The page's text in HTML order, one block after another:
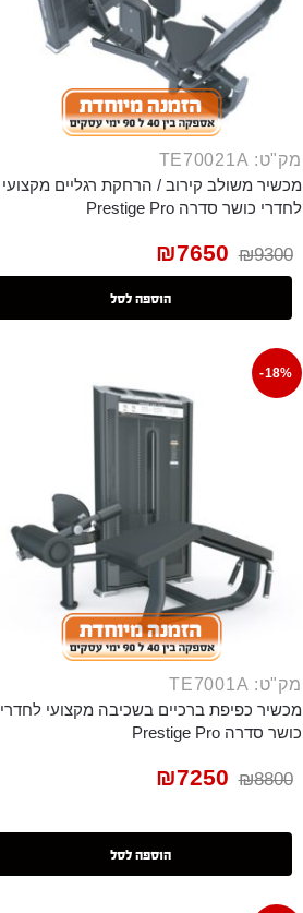
מק"ט: TE70021A
מכשיר משולב קירוב / הרחקת רגליים מקצועי
לחדרי כושר סדרה Prestige Pro
₪9300
₪7650
הוספה לסל
-18%
מק"ט: TE7001A
מכשיר כפיפת ברכיים בשכיבה מקצועי לחדרי
כושר סדרה Prestige Pro
₪8800
₪7250
הוספה לסל